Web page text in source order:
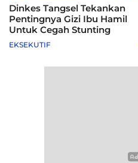
Dinkes Tangsel Tekankan
Pentingnya Gizi Ibu Hamil
Untuk Cegah Stunting
EKSEKUTIF